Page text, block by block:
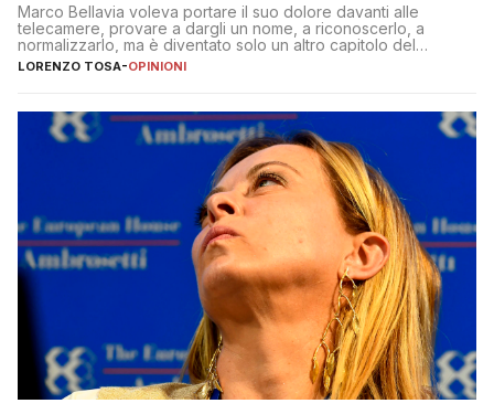
Marco Bellavia voleva portare il suo dolore davanti alle
telecamere, provare a dargli un nome, a riconoscerlo, a
normalizzarlo, ma è diventato solo un altro capitolo del
copione
LORENZO TOSA-OPINIONI